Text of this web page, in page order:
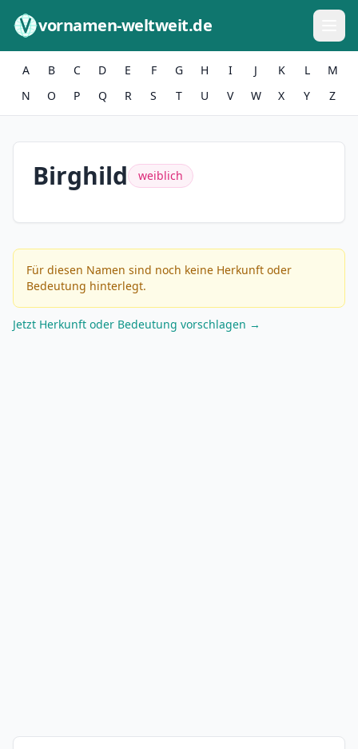
vornamen-weltweit.de
A B C D E F G H I J K L
M
N
O P Q R S T U V W X Y Z
Birghild weiblich
Für diesen Namen sind noch keine Herkunft oder
Bedeutung hinterlegt.
Jetzt Herkunft oder Bedeutung vorschlagen →